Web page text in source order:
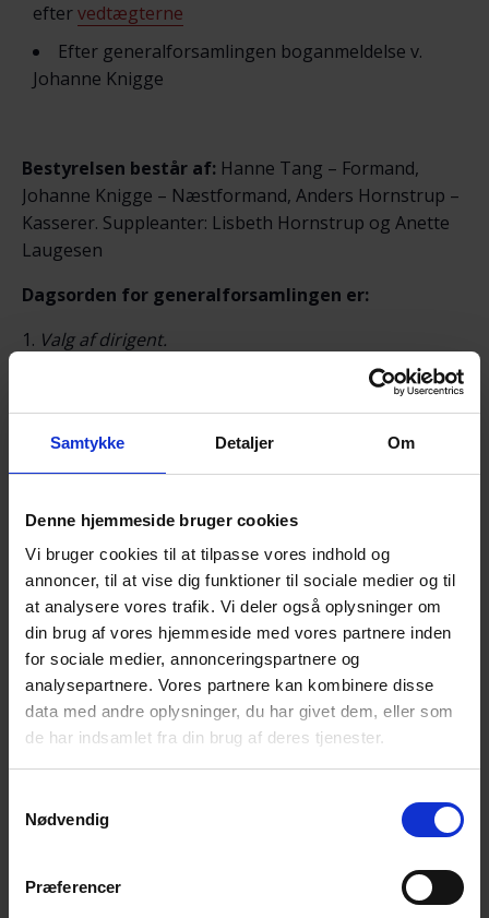
Samtykke Detaljer Om
Denne hjemmeside bruger cookies
Vi bruger cookies til at tilpasse vores indhold og
annoncer, til at vise dig funktioner til sociale medier og til
at analysere vores trafik. Vi deler også oplysninger om
din brug af vores hjemmeside med vores partnere inden
for sociale medier, annonceringspartnere og
analysepartnere. Vores partnere kan kombinere disse
data med andre oplysninger, du har givet dem, eller som
de har indsamlet fra din brug af deres tjenester.
Nødvendig
Præferencer
eftervedtægterne
Efter generalforsamlingen boganmeldelse v.
Johanne Knigge
Bestyrelsen består af: Hanne Tang – Formand,
Johanne Knigge – Næstformand, Anders Hornstrup –
Kasserer. Suppleanter: Lisbeth Hornstrup og Anette
Laugesen
Dagsorden for generalforsamlingen er:
Valg af dirigent.
Godkendelse af endelig dagsorden.
Bestyrelsens årsberetning.
Årsregnskab til godkendelse.
Valg af revisor og revisorsuppleant.
Indkomne forslag.
Eventuelt.
Der serveres kaffe/the med kage og frugt.
NB! – Tilmelding: Af hensyn til Corona-reglerne
må vi være et max. antal personer i lokalet.
Derfor vil vi gerne have din tilmelding senest
Generalforsamling og caféaften – Thisted
Alle er velkomne!
Deltagere i vore arrangementer